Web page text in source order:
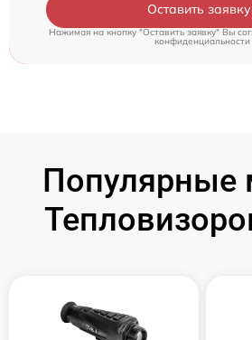
Оставить заявку
Нажимая на кнопку "Оставить заявку" Вы
конфиденциальности
Популярные